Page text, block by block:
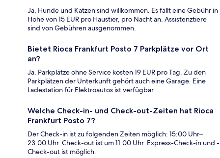
Ja, Hunde und Katzen sind willkommen. Es fällt eine Gebühr in
Höhe von 15 EUR pro Haustier, pro Nacht an. Assistenztiere
sind von Gebühren ausgenommen.
Bietet Rioca Frankfurt Posto 7 Parkplätze vor Ort
an?
Ja. Parkplätze ohne Service kosten 19 EUR pro Tag. Zu den
Parkplätzen der Unterkunft gehört auch eine Garage. Eine
Ladestation für Elektroautos ist verfügbar.
Welche Check-in- und Check-out-Zeiten hat Rioca
Frankfurt Posto 7?
Der Check-in ist zu folgenden Zeiten möglich: 15:00 Uhr–
23:00 Uhr. Check-out ist um 11:00 Uhr. Express-Check-in und -
Check-out ist möglich.